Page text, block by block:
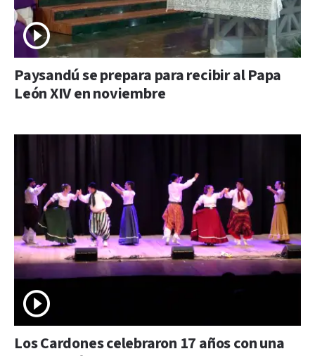
Paysandú se prepara para recibir al Papa
León XIV en noviembre
Los Cardones celebraron 17 años con una